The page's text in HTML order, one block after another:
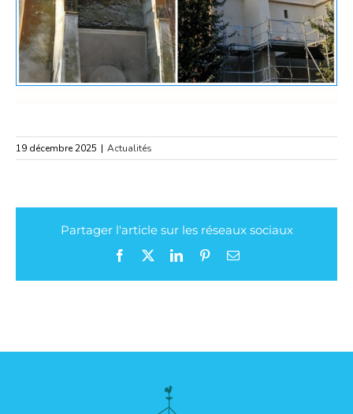
19 décembre 2025 | Actualités
Partager l'article sur les réseaux sociaux
Facebook LinkedInPinterestEmail